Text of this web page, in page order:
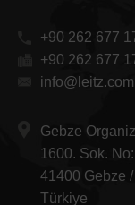
+90 262 677
+90 262 677
Gebze
1600. Sok.
41400 Gebze
Türkiye